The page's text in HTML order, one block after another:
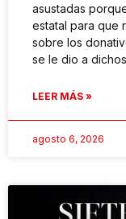
asustadas
estatal para que
sobre los
se le dio a
LEER MÁS »
agosto 6, 2026